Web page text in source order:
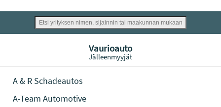
Vaurioauto
Jälleenmyyjät
A & R Schadeautos
A-Team Automotive